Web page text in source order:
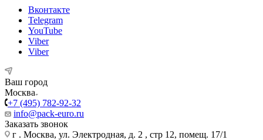
Вконтакте
Telegram
YouTube
Viber
Viber
Ваш город
Москва
+7 (495) 782-92-32
info@pack-euro.ru
Заказать звонок
г . Москва, ул. Электродная, д. 2 , стр 12, помещ. 17/1